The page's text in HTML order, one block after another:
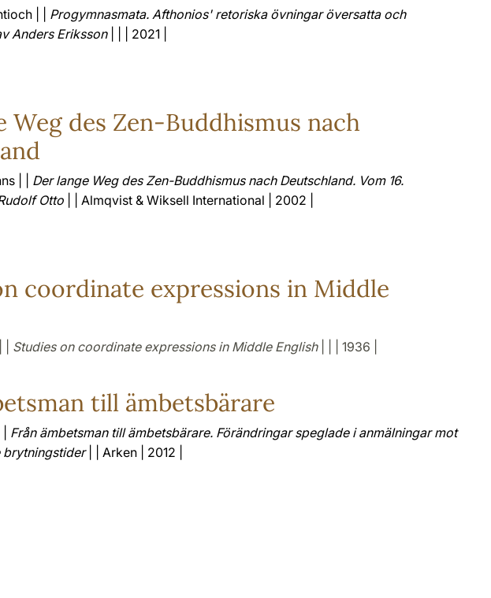
| | Progymnasmata. Afthonios' retoriska övningar översatta och
Anders Eriksson| | | 2021 |
Weg des Zen-Buddhismus nach
| | Der lange Weg des Zen-Buddhismus nach Deutschland. Vom 16.
Otto | | Almqvist & Wiksell International | 2002 |
coordinate expressions in Middle
Studies on coordinate expressions in Middle English| | | 1936 |
till ämbetsbärare
Från ämbetsman till ämbetsbärare. Förändringar speglade i anmälningar mot
brytningstider| | Arken | 2012 |